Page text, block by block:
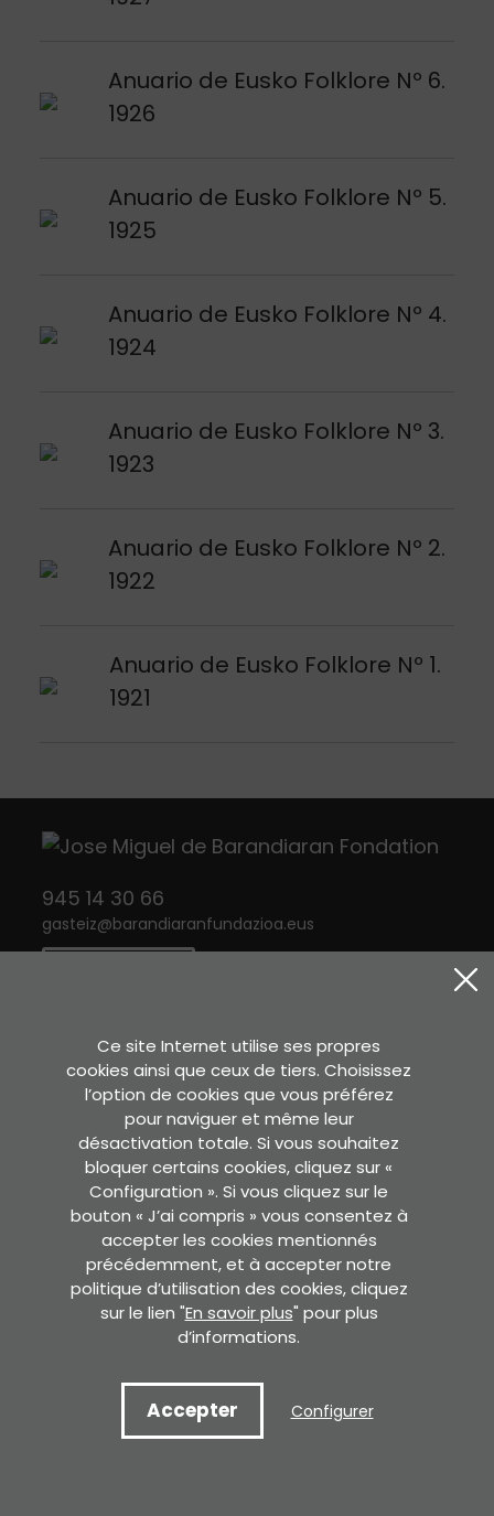
Anuario de Eusko Folklore Nº 6.
1926
Voir publication
Anuario de Eusko Folklore Nº 5.
1925
Voir publication
Anuario de Eusko Folklore Nº 4.
1924
Voir publication
Anuario de Eusko Folklore Nº 3.
1923
Voir publication
Anuario de Eusko Folklore Nº 2.
1922
Voir publication
Anuario de Eusko Folklore Nº 1.
1921
Voir publication
945 14 30 66
gasteiz@barandiaranfundazioa.eus
Sara Etxea
Murkondo Auzoa, 4
20211 ATAUN (Gipuzkoa)
VOIR SUR GOOGLE MAPS
Secrétaire
Pedro Asua , 2 - 2. solairua.
60. bulegoa. 01008 GASTEIZ
VOIR SUR GOOGLE MAPS
Copyright © 2022 Jose Miguel de Barandiaran Fondation.
Politique de confidentialité Politique de cookies
Ce site Internet utilise ses propres
cookies ainsi que ceux de tiers. Choisissez
l’option de cookies que vous préférez
pour naviguer et même leur
désactivation totale. Si vous souhaitez
bloquer certains cookies, cliquez sur «
Configuration ». Si vous cliquez sur le
bouton « J’ai compris » vous consentez à
accepter les cookies mentionnés
précédemment, et à accepter notre
politique d’utilisation des cookies, cliquez
sur le lien "En savoir plus" pour plus
d’informations.
Accepter Configurer